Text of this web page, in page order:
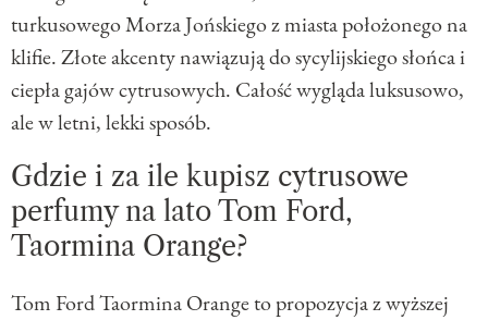
turkusowego Morza Jońskiego z miasta położonego na
klifie. Złote akcenty nawiązują do sycylijskiego słońca i
ciepła gajów cytrusowych. Całość wygląda luksusowo,
ale w letni, lekki sposób.
Gdzie i za ile kupisz cytrusowe
perfumy na lato Tom Ford,
Taormina Orange?
Tom Ford Taormina Orange to propozycja z wyższej